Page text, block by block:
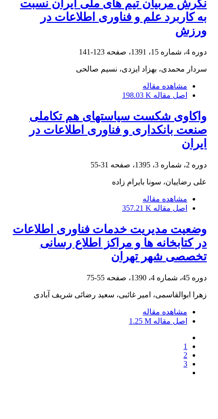
نگرش مربیان تیم های ملی ایران نسبت
به کاربرد علم و فناوری اطلاعات در
ورزش
دوره 4، شماره 15، 1391، صفحه 123-141
سردار محمدی، بهزاد ایزدی، نسیم صالحی
مشاهده مقاله
اصل مقاله 198.03 K
واکاوی شکست سیاستهای هم تکاملی
صنعت بانکداری و فناوری اطلاعات در
ایران
دوره 2، شماره 3، 1395، صفحه 31-55
علی رضاییان، سونا بایرام زاده
مشاهده مقاله
اصل مقاله 357.21 K
وضعیت مدیریت خدمات فناوری اطلاعات
در کتابخانه ها و مراکز اطلاع رسانی
تخصصی شهر تهران
دوره 45، شماره 4، 1390، صفحه 55-75
زهرا ابوالقاسمی، امیر غائبی، سعید رضائی شریف آبادی
مشاهده مقاله
اصل مقاله 1.25 M
1
2
3